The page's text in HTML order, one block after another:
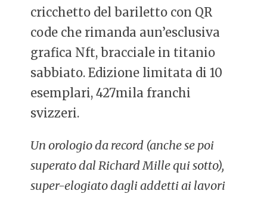
cricchetto del bariletto con QR
code che rimanda aun’esclusiva
grafica Nft, bracciale in titanio
sabbiato. Edizione limitata di 10
esemplari, 427mila franchi
svizzeri.
Un orologio da record (anche se poi
superato dal Richard Mille qui sotto),
super-elogiato dagli addetti ai lavori